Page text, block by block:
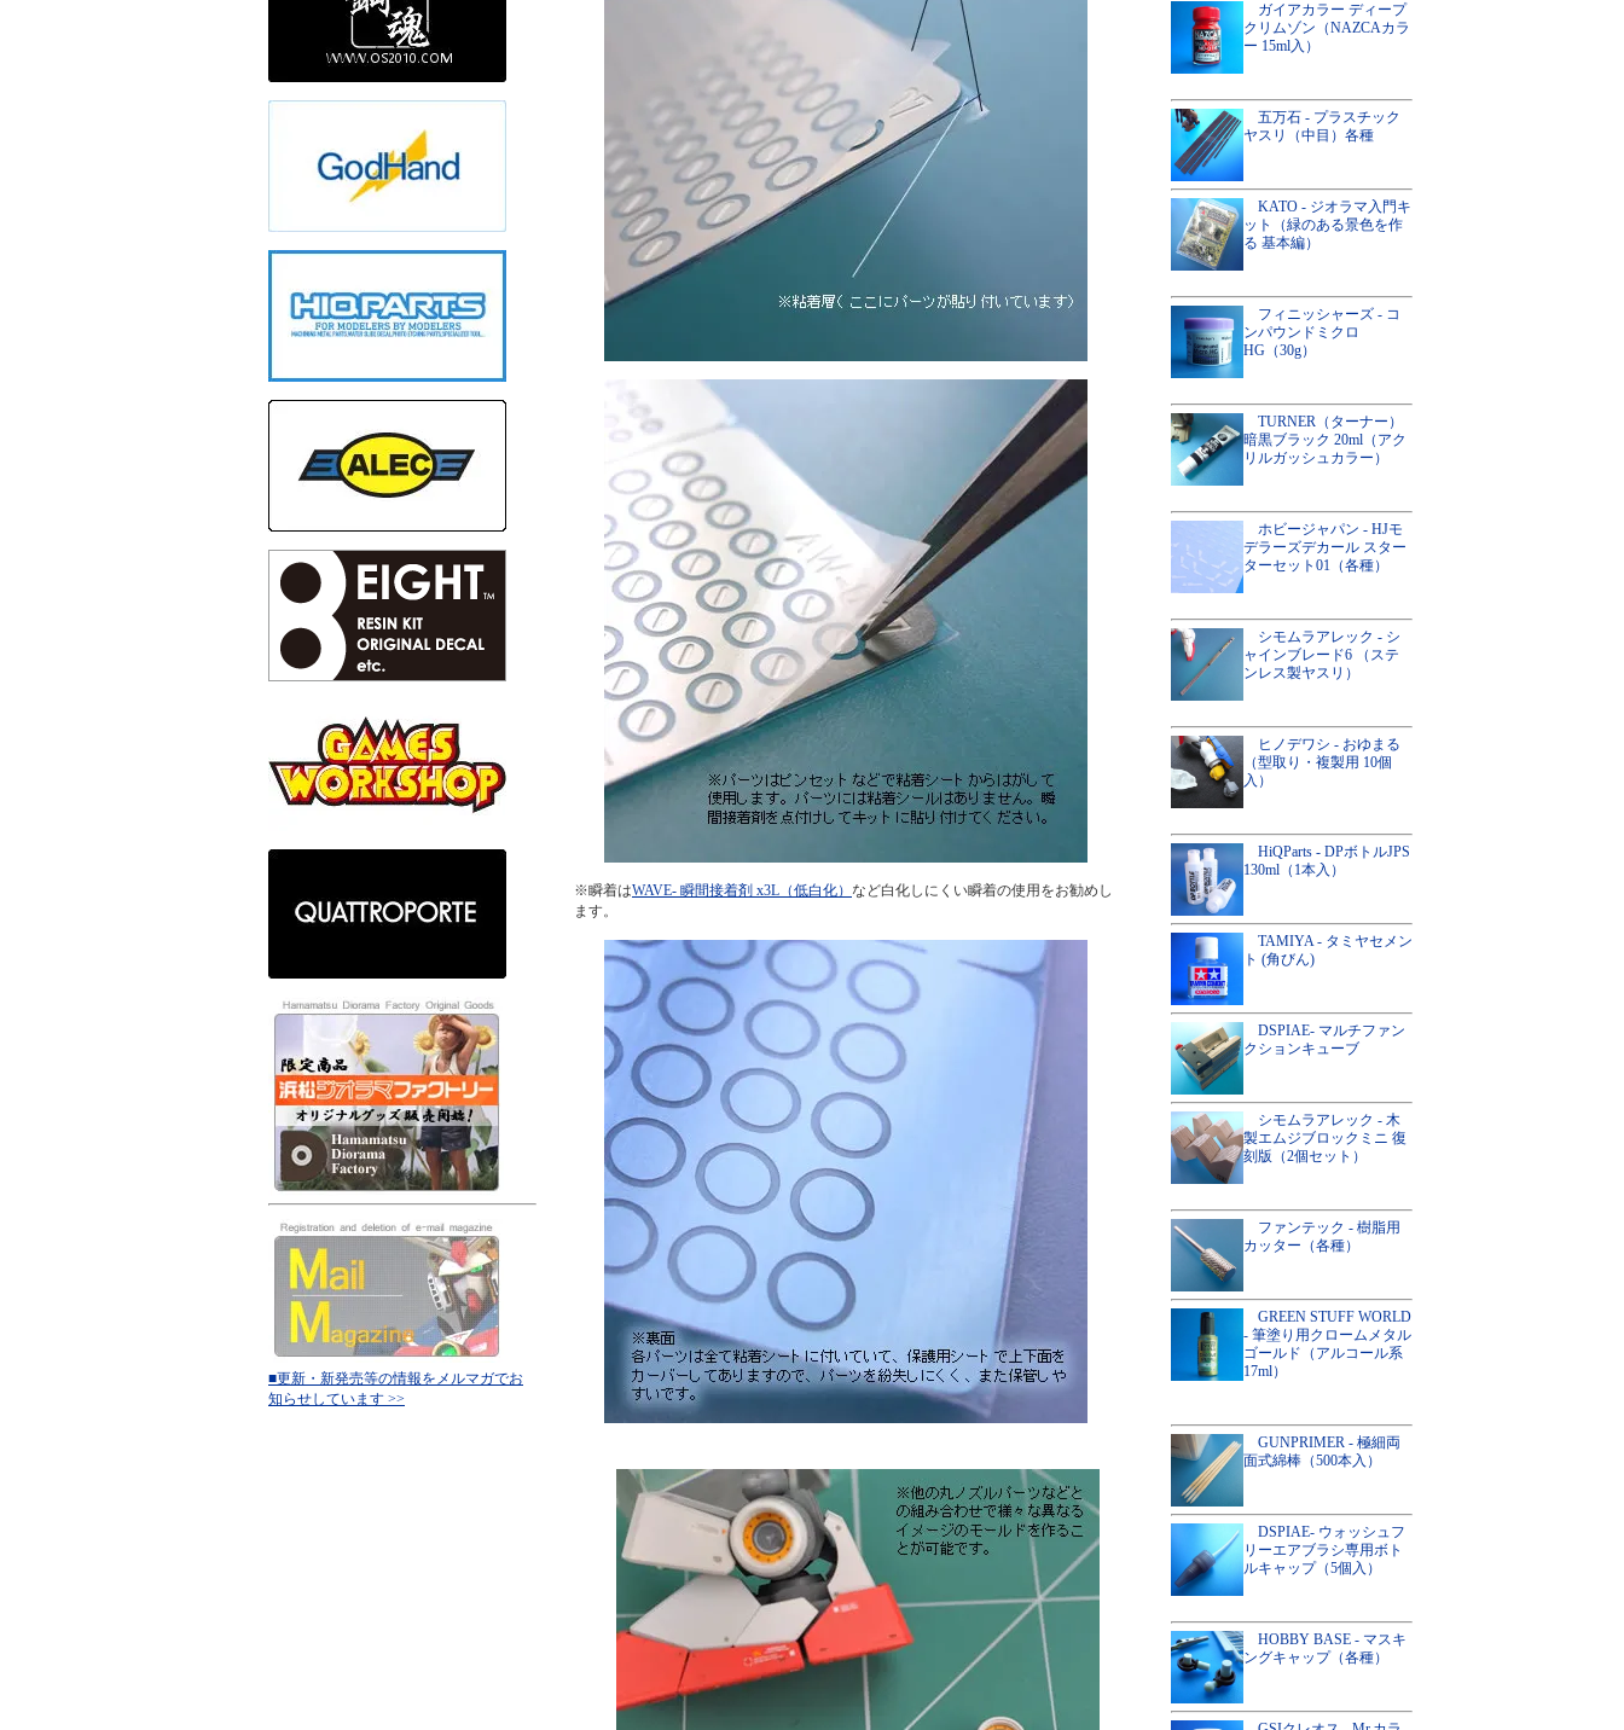
■更新・新発売等の情報をメルマガでお
知らせしています >>
※瞬着はWAVE- 瞬間接着剤 x3L（低白化） など白化しにくい瞬着の使用をお勧めし
ます。
ガイアカラー ディープ
クリムゾン（NAZCAカラ
ー 15ml入）
五万石 - プラスチック
ヤスリ（中目）各種
KATO - ジオラマ入門キ
ット（緑のある景色を作
る 基本編）
フィニッシャーズ - コ
ンパウンドミクロ
HG（30g）
TURNER（ターナー）
暗黒ブラック 20ml（アク
リルガッシュカラー）
ホビージャパン - HJモ
デラーズデカール スター
ターセット01（各種）
シモムラアレック - シ
ャインブレード6 （ステ
ンレス製ヤスリ）
ヒノデワシ - おゆまる
（型取り・複製用 10個
入）
HiQParts - DPボトルJPS
130ml（1本入）
TAMIYA - タミヤセメン
ト (角びん)
DSPIAE- マルチファン
クションキューブ
シモムラアレック - 木
製エムジブロックミニ 復
刻版（2個セット）
ファンテック - 樹脂用
カッター（各種）
GREEN STUFF WORLD
- 筆塗り用クロームメタル
ゴールド（アルコール系
17ml）
GUNPRIMER - 極細両
面式綿棒（500本入）
DSPIAE- ウォッシュフ
リーエアブラシ専用ボト
ルキャップ（5個入）
HOBBY BASE - マスキ
ングキャップ（各種）